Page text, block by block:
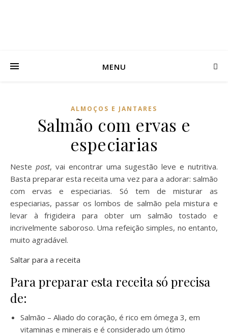
MENU
ALMOÇOS E JANTARES
Salmão com ervas e
especiarias
Neste post, vai encontrar uma sugestão leve e nutritiva.
Basta preparar esta receita uma vez para a adorar: salmão
com ervas e especiarias. Só tem de misturar as
especiarias, passar os lombos de salmão pela mistura e
levar à frigideira para obter um salmão tostado e
incrivelmente saboroso. Uma refeição simples, no entanto,
muito agradável.
Saltar para a receita
Para preparar esta receita só precisa
de:
Salmão – Aliado do coração, é rico em ómega 3, em
vitaminas e minerais e é considerado um ótimo